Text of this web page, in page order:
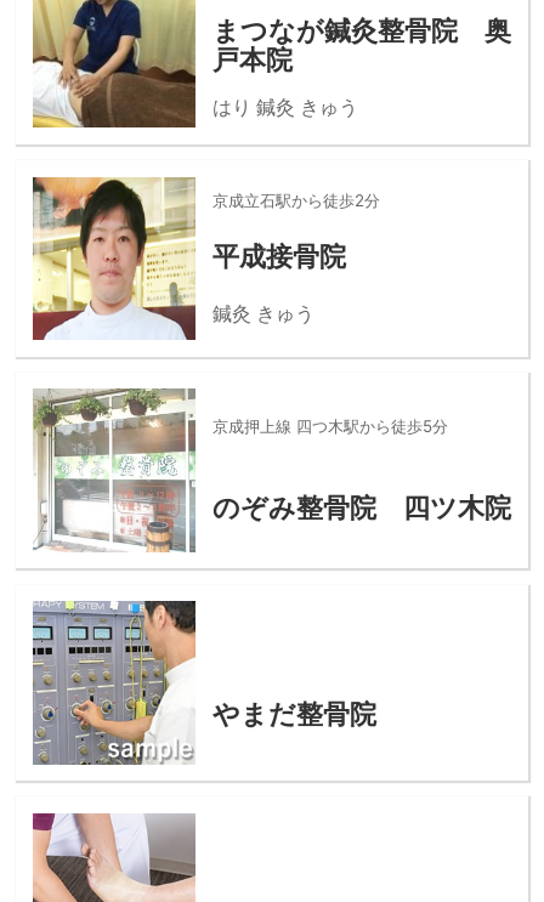
まつなが鍼灸整骨院 奥
戸本院
はり 鍼灸 きゅう
京成立石駅から徒歩2分
平成接骨院
鍼灸 きゅう
京成押上線 四つ木駅から徒歩5分
のぞみ整骨院 四ツ木院
やまだ整骨院